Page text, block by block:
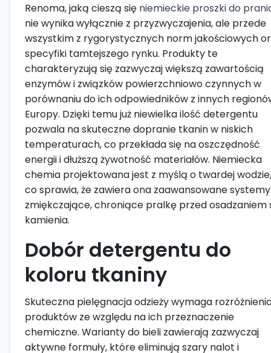
Renoma, jaką cieszą się niemieckie proszki do
nie wynika wyłącznie z przyzwyczajenia, ale przede
wszystkim z rygorystycznych norm jakościowych
specyfiki tamtejszego rynku. Produkty te
charakteryzują się zazwyczaj większą zawartością
enzymów i związków powierzchniowo czynnych w
porównaniu do ich odpowiedników z innych
Europy. Dzięki temu już niewielka ilość detergentu
pozwala na skuteczne dopranie tkanin w niskich
temperaturach, co przekłada się na oszczędność
energii i dłuższą żywotność materiałów. Niemiecka
chemia projektowana jest z myślą o twardej wodzie,
co sprawia, że zawiera ona zaawansowane systemy
zmiękczające, chroniące pralkę przed osadzaniem
kamienia.
Dobór detergentu do
koloru tkaniny
Skuteczna pielęgnacja odzieży wymaga
produktów ze względu na ich przeznaczenie
chemiczne. Warianty do bieli zawierają zazwyczaj
aktywne formuły, które eliminują szary nalot i